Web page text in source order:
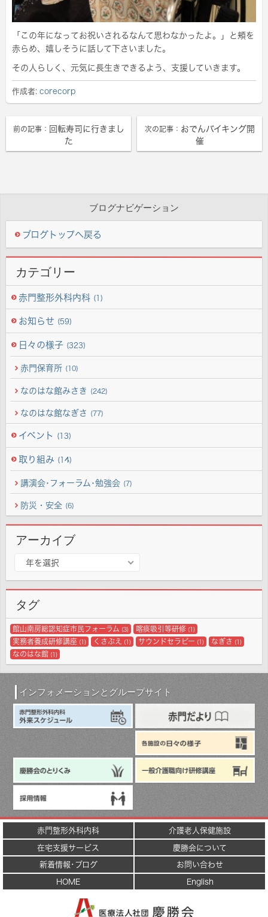
「この年になってお祝いされるなんて思わなかったよ。」と頬を
赤らめ、嬉しそうに話して下さいました。
その人らしく、元気に長生きできるよう、支援していきます。
作成者: corecorp
前の記事： 回転寿司に行きまし
た
次の記事： おでんバイキング開
催
ブログナビゲーション
ブログトップへ戻る
カテゴリー
赤門整形外科内科 (1)
お知らせ (59)
日々の様子 (323)
赤門保育所 (10)
なのはな館みさき (242)
なのはな館なぎさ (77)
イベント (13)
取り組み (14)
講演会･フォーラム･勉強会 (7)
防災・安全 (6)
アーカイブ
カ
年を選択
タグ
館山南房総認知症市民フォーラム (3) 喀痰吸引等研修(1)
実務者養成研修講座 (1) くさぶえ (1) サウンドセラピー (1) なぎさ (1)
なのはな館(1)
インフォメーションとグループサイト
赤門整形外科内科
介護老人保健施設
在宅支援サービス
慶勝会について
新着情報･ブログ
お問い合わせ
HOME
English